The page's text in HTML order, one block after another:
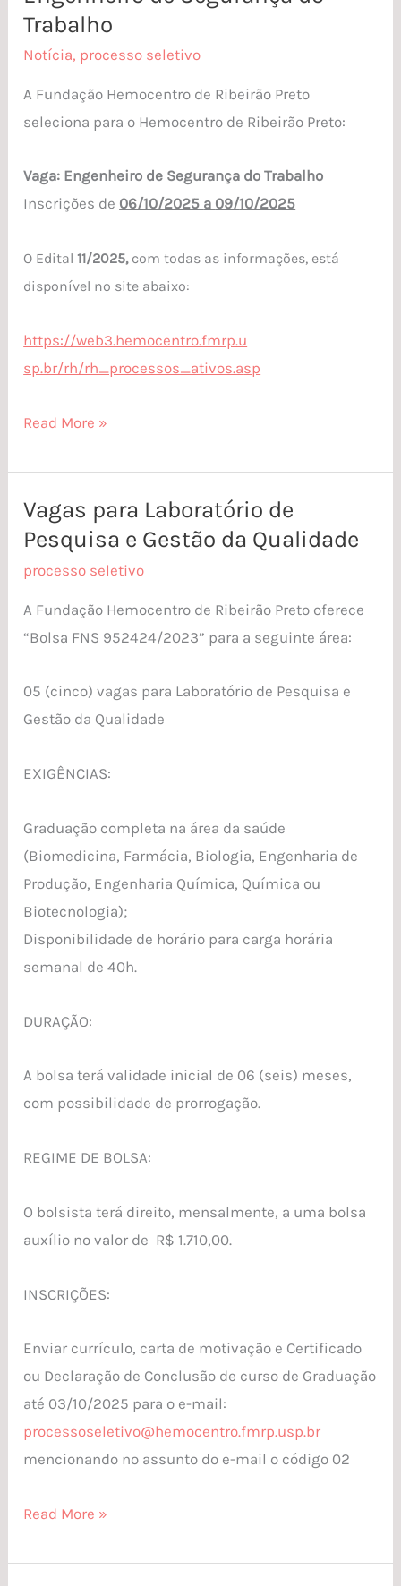
Trabalho
Notícia, processo seletivo
A Fundação Hemocentro de Ribeirão Preto
seleciona para o Hemocentro de Ribeirão Preto:
Vaga: Engenheiro de Segurança do Trabalho
Inscrições de 06/10/2025 a 09/10/2025
O Edital11/2025,com todas as informações, está
disponível no site abaixo:
https://web3.hemocentro.fmrp.u
sp.br/rh/rh_processos_ativos.asp
para
Engenheiro
Segurança
do
Read More »
Vagas para Laboratório de
Pesquisa e Gestão da Qualidade
processo seletivo
A Fundação Hemocentro de Ribeirão Preto oferece
“Bolsa FNS 952424/2023” para a seguinte área:
05 (cinco) vagas para Laboratório de Pesquisa e
Gestão da Qualidade
EXIGÊNCIAS:
Graduação completa na área da saúde
(Biomedicina, Farmácia, Biologia, Engenharia de
Produção, Engenharia Química, Química ou
Biotecnologia);
Disponibilidade de horário para carga horária
semanal de 40h.
DURAÇÃO:
A bolsa terá validade inicial de 06 (seis) meses,
com possibilidade de prorrogação.
REGIME DE BOLSA:
O bolsista terá direito, mensalmente, a uma bolsa
auxílio no valor de R$ 1.710,00.
INSCRIÇÕES:
Enviar currículo, carta de motivação e Certificado
ou Declaração de Conclusão de curso de Graduação
até 03/10/2025 para o e-mail:
processoseletivo@hemocentro.fmrp.usp.br
mencionando no assunto do e-mail o código 02
Vagas
para
Laboratório
Pesquisa
e
da
Qualidade
Read More »